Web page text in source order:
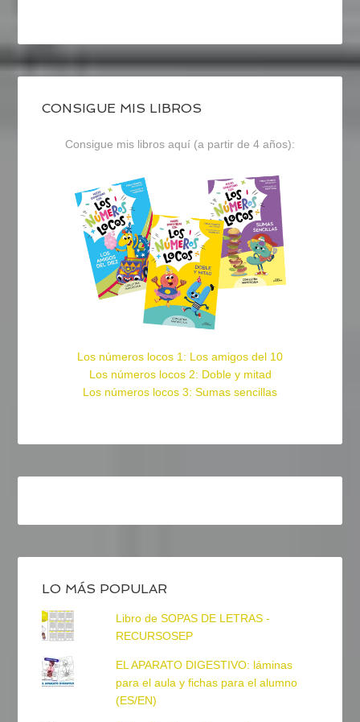
CONSIGUE MIS LIBROS
Consigue mis libros aquí (a partir de 4 años):
Los números locos 1: Los amigos del 10
Los números locos 2: Doble y mitad
Los números locos 3: Sumas sencillas
LO MÁS POPULAR
Libro de SOPAS DE LETRAS -
RECURSOSEP
EL APARATO DIGESTIVO: láminas
para el aula y fichas para el alumno
(ES/EN)